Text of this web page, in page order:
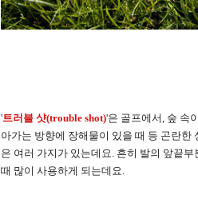
'트러블 샷(trouble shot)'은 골프에서, 숲 속
아가는 방향에 장해물이 있을 때 등 곤란한
은 여러 가지가 있는데요. 흔히 발의 앞끝
때 많이 사용하게 되는데요.